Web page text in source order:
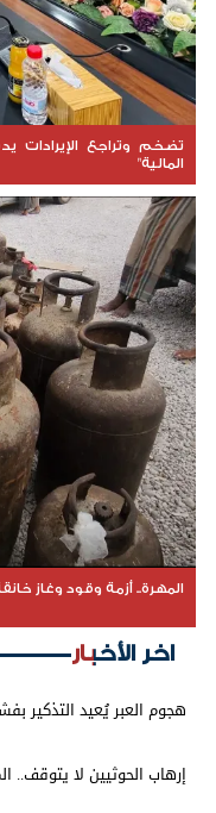
تضخم وتراجع الإيرادات
المالية"
المهرة.. أزمة وقود وغاز
اخر الأخبار
هجوم العبر يُعيد التذكير
إرهاب الحوثيين لا